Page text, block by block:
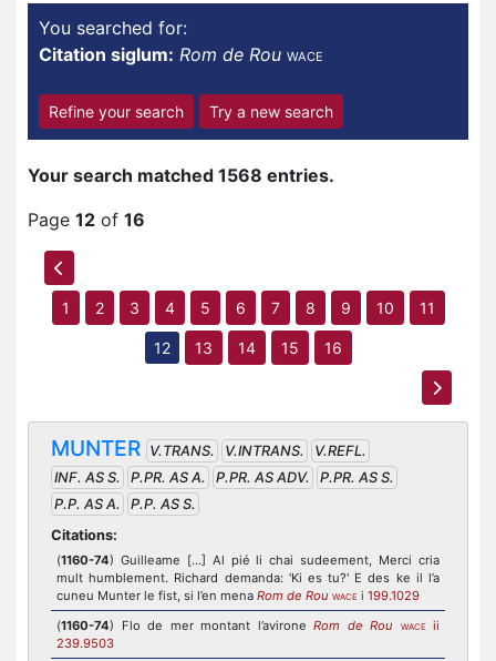
You searched for:
Citation siglum: Rom de Rou WACE
Refine your search Try a new search
Your search matched 1568 entries.
Page 12 of 16
1 2 3 4 5 6 7 8 9 10 11
12 13 14 15 16
MUNTER V.TRANS. V.INTRANS.
V.REFL.
INF. AS S.
P.PR. AS A. P.PR. AS ADV.
P.PR. AS S.
P.P. AS A.
P.P. AS S.
Citations:
(1160-74) Guilleame [...] Al pié li chai sudeement, Merci cria
mult humblement. Richard demanda: 'Ki es tu?' E des ke il l’a
cuneu Munter le fist, si l’en mena Rom de Rou WACE i 199.1029
(1160-74) Flo de mer montant l’avirone Rom de Rou WACE
ii
239.9503